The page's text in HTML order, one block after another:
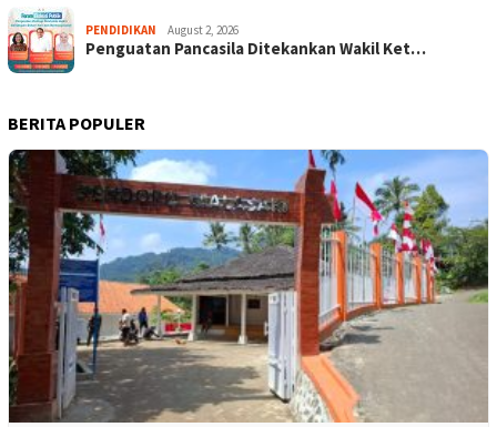
PENDIDIKAN August 2, 2026
Penguatan Pancasila Ditekankan Wakil Ket…
BERITA POPULER